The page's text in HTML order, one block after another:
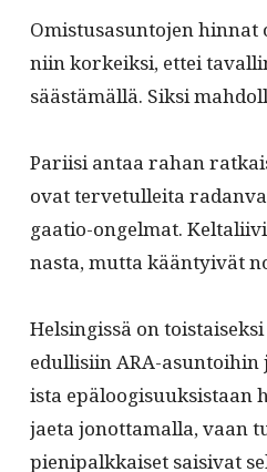
Omis­tusasun­to­jen hin­nat
niin korkeik­si, ettei
säästämäl­lä. Sik­si
Pari­isi antaa rahan
ovat ter­ve­tullei­ta
gaa­tio-ongel­mat.
nas­ta, mut­ta kään­tyivät
Helsingis­sä on
edullisi­in ARA-
ista epälo­ogisuuk­sis­taan
jae­ta jonot­ta­mal­la, vaan
pieni­palkkaiset saisi­vat